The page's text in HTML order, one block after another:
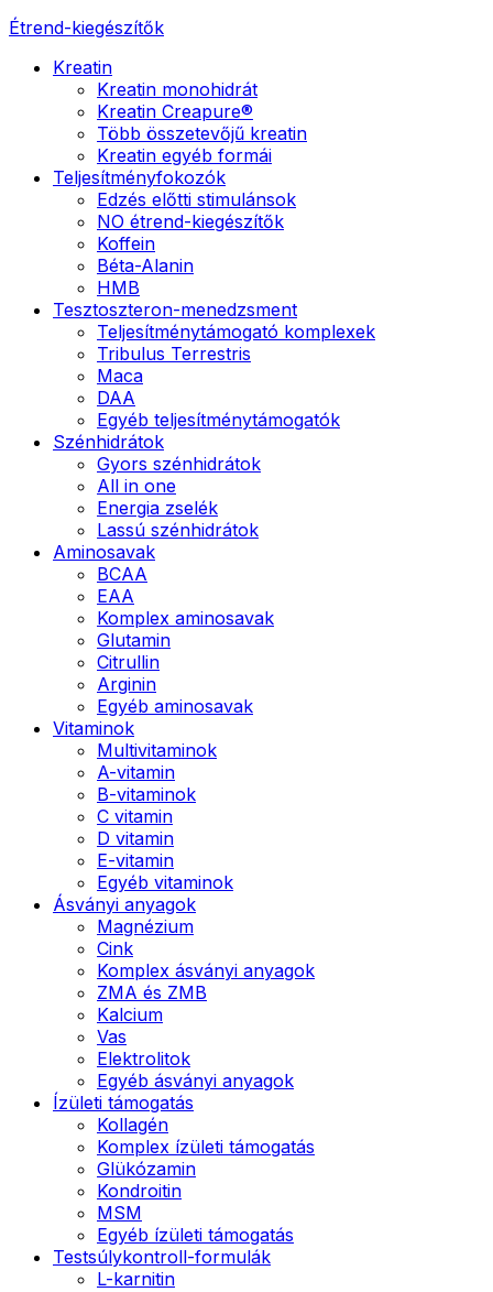
Étrend-kiegészítők
Kreatin
Kreatin monohidrát
Kreatin Creapure®
Több összetevőjű kreatin
Kreatin egyéb formái
Teljesítményfokozók
Edzés előtti stimulánsok
NO étrend-kiegészítők
Koffein
Béta-Alanin
HMB
Tesztoszteron-menedzsment
Teljesítménytámogató komplexek
Tribulus Terrestris
Maca
DAA
Egyéb teljesítménytámogatók
Szénhidrátok
Gyors szénhidrátok
All in one
Energia zselék
Lassú szénhidrátok
Aminosavak
BCAA
EAA
Komplex aminosavak
Glutamin
Citrullin
Arginin
Egyéb aminosavak
Vitaminok
Multivitaminok
A-vitamin
B-vitaminok
C vitamin
D vitamin
E-vitamin
Egyéb vitaminok
Ásványi anyagok
Magnézium
Cink
Komplex ásványi anyagok
ZMA és ZMB
Kalcium
Vas
Elektrolitok
Egyéb ásványi anyagok
Ízületi támogatás
Kollagén
Komplex ízületi támogatás
Glükózamin
Kondroitin
MSM
Egyéb ízületi támogatás
Testsúlykontroll-formulák
L-karnitin